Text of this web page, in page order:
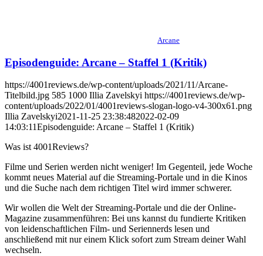
Arcane
Episodenguide: Arcane – Staffel 1 (Kritik)
https://4001reviews.de/wp-content/uploads/2021/11/Arcane-
Titelbild.jpg 585 1000 Illia Zavelskyi https://4001reviews.de/wp-
content/uploads/2022/01/4001reviews-slogan-logo-v4-300x61.png
Illia Zavelskyi2021-11-25 23:38:482022-02-09
14:03:11Episodenguide: Arcane – Staffel 1 (Kritik)
Was ist 4001Reviews?
Filme und Serien werden nicht weniger! Im Gegenteil, jede Woche
kommt neues Material auf die Streaming-Portale und in die Kinos
und die Suche nach dem richtigen Titel wird immer schwerer.
Wir wollen die Welt der Streaming-Portale und die der Online-
Magazine zusammenführen: Bei uns kannst du fundierte Kritiken
von leidenschaftlichen Film- und Seriennerds lesen und
anschließend mit nur einem Klick sofort zum Stream deiner Wahl
wechseln.